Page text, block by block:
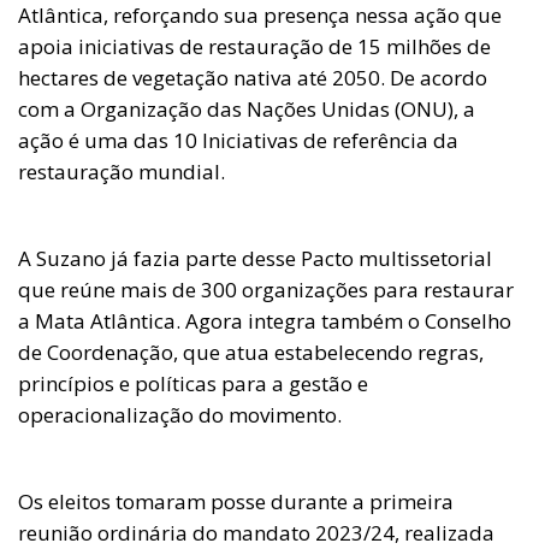
Atlântica, reforçando sua presença nessa ação que
apoia iniciativas de restauração de 15 milhões de
hectares de vegetação nativa até 2050. De acordo
com a Organização das Nações Unidas (ONU), a
ação é uma das 10 Iniciativas de referência da
restauração mundial.
A Suzano já fazia parte desse Pacto multissetorial
que reúne mais de 300 organizações para restaurar
a Mata Atlântica. Agora integra também o Conselho
de Coordenação, que atua estabelecendo regras,
princípios e políticas para a gestão e
operacionalização do movimento.
Os eleitos tomaram posse durante a primeira
reunião ordinária do mandato 2023/24, realizada